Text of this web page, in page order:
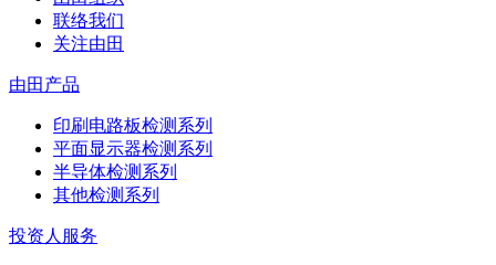
联络我们
关注由田
由田产品
印刷电路板检测系列
平面显示器检测系列
半导体检测系列
其他检测系列
投资人服务